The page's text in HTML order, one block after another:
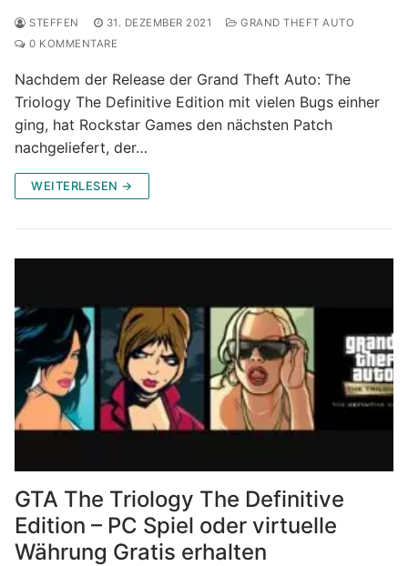
STEFFEN 31. DEZEMBER 2021
GRAND THEFT AUTO
0 KOMMENTARE
Nachdem der Release der Grand Theft Auto: The
Triology The Definitive Edition mit vielen Bugs einher
ging, hat Rockstar Games den nächsten Patch
nachgeliefert, der…
WEITERLESEN →
GTA The Triology The Definitive
Edition – PC Spiel oder virtuelle
Währung Gratis erhalten